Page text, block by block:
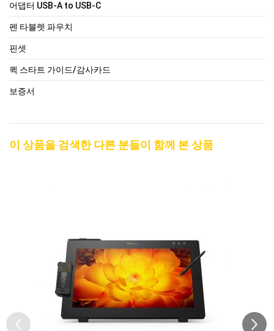
어댑터 USB-A to USB-C
펜 타블렛 파우치
핀셋
퀵 스타트 가이드/감사카드
보증서
이 상품을 검색한 다른 분들이 함께 본 상품